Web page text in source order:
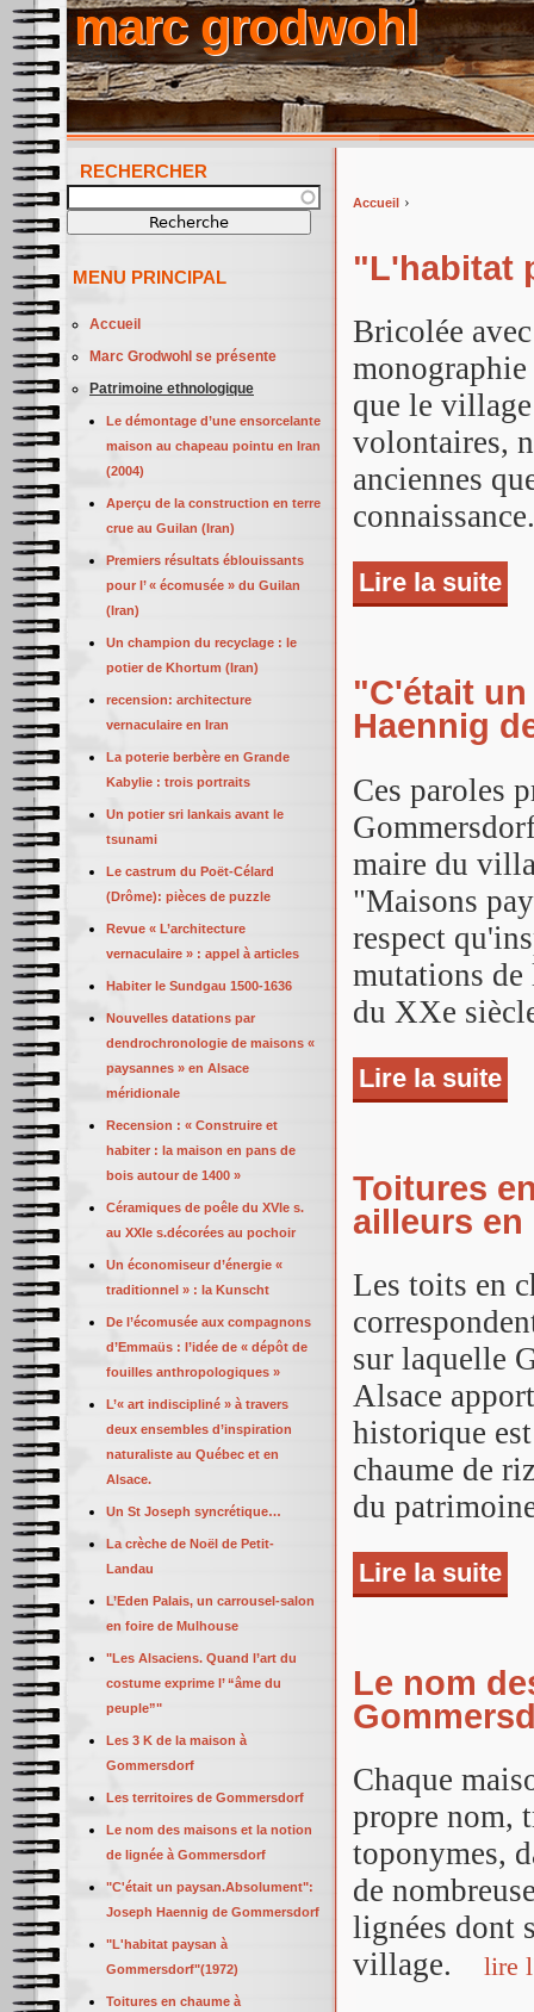
marc grodwohl
Accueil ›
"L'habitat
Bricolée
que le
volontaires,
anciennes
connaissance.
Lire la suite
"C'était
Haennig
Ces paroles
maire du
"Maisons
respect
mutations
du XXe
Lire la suite
Toitures
ailleurs en
Les toits en
sur laquelle
Alsace
historique
chaume de
du
Lire la suite
Le nom
Chaque
propre nom,
toponymes,
de
lignées dont
village.
lire
RECHERCHER
MENU PRINCIPAL
Accueil
Marc Grodwohl se présente
Patrimoine ethnologique
Le démontage d’une ensorcelante
maison au chapeau pointu en Iran
(2004)
Aperçu de la construction en terre
crue au Guilan (Iran)
Premiers résultats éblouissants
pour l’ « écomusée » du Guilan
(Iran)
Un champion du recyclage : le
potier de Khortum (Iran)
recension: architecture
vernaculaire en Iran
La poterie berbère en Grande
Kabylie : trois portraits
Un potier sri lankais avant le
tsunami
Le castrum du Poët-Célard
(Drôme): pièces de puzzle
Revue « L’architecture
vernaculaire » : appel à articles
Habiter le Sundgau 1500-1636
Nouvelles datations par
dendrochronologie de maisons «
paysannes » en Alsace
méridionale
Recension : « Construire et
habiter : la maison en pans de
bois autour de 1400 »
Céramiques de poêle du XVIe s.
au XXIe s.décorées au pochoir
Un économiseur d’énergie «
traditionnel » : la Kunscht
De l’écomusée aux compagnons
d’Emmaüs : l’idée de « dépôt de
fouilles anthropologiques »
L’« art indiscipliné » à travers
deux ensembles d’inspiration
naturaliste au Québec et en
Alsace.
Un St Joseph syncrétique…
La crèche de Noël de Petit-
Landau
L’Eden Palais, un carrousel-salon
en foire de Mulhouse
"Les Alsaciens. Quand l’art du
costume exprime l’ “âme du
peuple”"
Les 3 K de la maison à
Gommersdorf
Les territoires de Gommersdorf
Le nom des maisons et la notion
de lignée à Gommersdorf
"C'était un paysan.Absolument":
Joseph Haennig de Gommersdorf
"L'habitat paysan à
Gommersdorf"(1972)
Toitures en chaume à